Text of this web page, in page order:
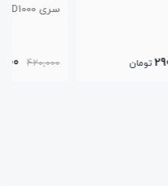
420,000 تومان